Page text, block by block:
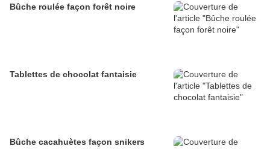
Bûche roulée façon forêt noire
Tablettes de chocolat fantaisie
Bûche cacahuètes façon snikers